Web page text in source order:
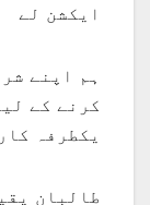
ایکشن لے
ہم اپنے
کرنے کے
یکطرفہ
طالبان